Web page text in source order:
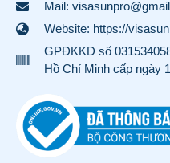
Mail:
Website: https://
GPĐKKD số
Hồ Chí Minh cấp ngày